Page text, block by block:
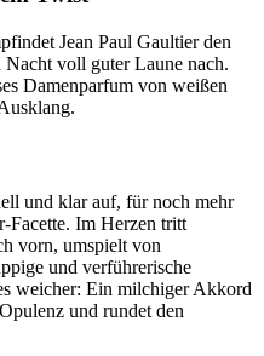
Jean Paul Gaultier den
voll guter Laune nach.
Damenparfum von weißen
und klar auf, für noch mehr
Facette. Im Herzen tritt
vorn, umspielt von
und verführerische
weicher: Ein milchiger Akkord
und rundet den